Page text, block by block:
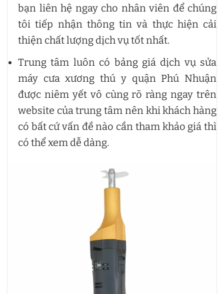
bạn liên hệ ngay cho nhân viên để chúng
tôi tiếp nhận thông tin và thực hiện cải
thiện chất lượng dịch vụ tốt nhất.
Trung tâm luôn có bảng giá dịch vụ sửa
máy cưa xương thú y quận Phú Nhuận
được niêm yết vô cùng rõ ràng ngay trên
website của trung tâm nên khi khách hàng
có bất cứ vấn đề nào cần tham khảo giá thì
có thể xem dễ dàng.